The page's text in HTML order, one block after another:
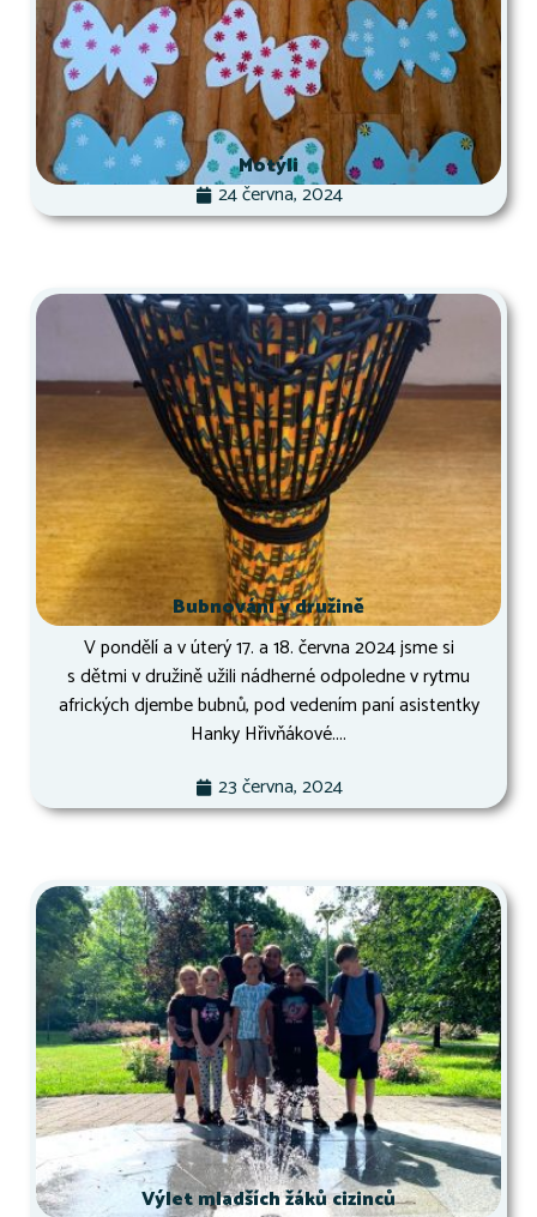
Motýli
24 června, 2024
Bubnování v družině
V pondělí a v úterý 17. a 18. června 2024 jsme si
s dětmi v družině užili nádherné odpoledne v rytmu
afrických djembe bubnů, pod vedením paní asistentky
Hanky Hřivňákové....
23 června, 2024
Výlet mladších žáků cizinců